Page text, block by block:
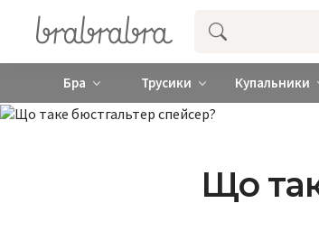
Купити нижню жіночу
Бра Трусики Купальники
Що